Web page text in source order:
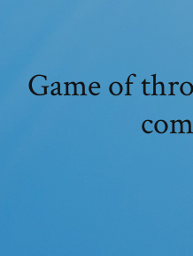
Game of